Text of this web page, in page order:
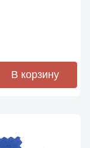
В корзину